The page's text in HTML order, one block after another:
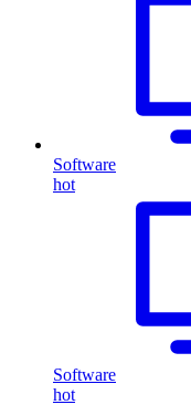
Software
hot
Software
hot